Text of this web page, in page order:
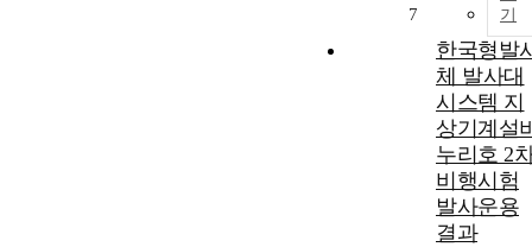
기
7
한국형발
체 발사대
시스템 지
상기계설
누리호 2
비행시험
발사운용
결과